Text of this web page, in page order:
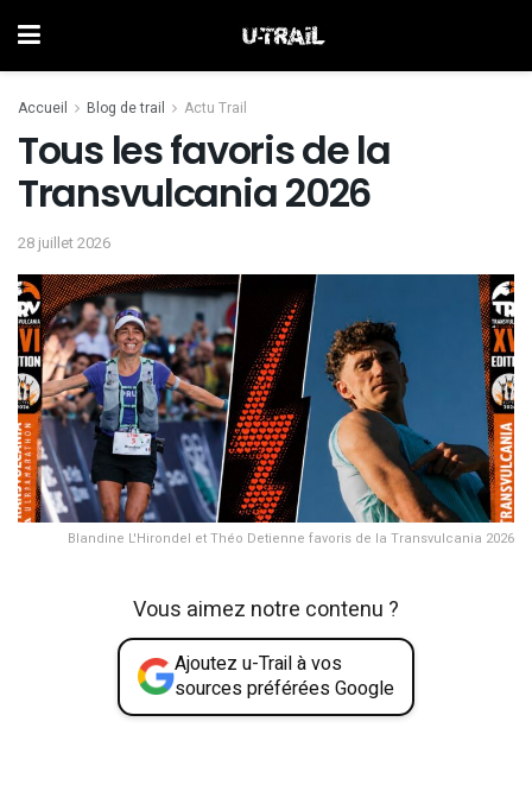
Accueil Blog de trail Actu Trail
Tous les favoris de la
Transvulcania 2026
28 juillet 2026
Blandine L'Hirondel et Théo Detienne favoris de la Transvulcania 2026
Vous aimez notre contenu ?
Ajoutez u-Trail à vos
sources préférées Google